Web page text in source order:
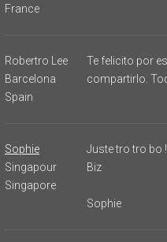
France
Robertro Lee
Barcelona
Spain
Te felicito por
compartirlo.
Sophie
Singapour
Singapore
Juste tro tro bo
Biz
Sophie